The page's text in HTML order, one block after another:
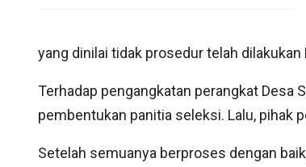
yang dinilai tidak prosedur telah dilakukan
Terhadap pengangkatan perangkat Desa
pembentukan panitia seleksi. Lalu, pihak
Setelah semuanya berproses dengan